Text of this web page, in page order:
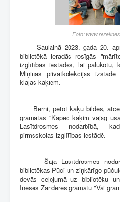
Foto:
Saulainā 2023. gada 20.
bibliotēkā ieradās rosīgās
izglītības iestādes, lai palūkotu,
Miņinas privātkolekcijas
klājas kaķiem.
Bērni, pētot kaķu bildes,
grāmatas "Kāpēc kaķim vajag
Lasītdrosmes nodarbībā,
pirmsskolas izglītības iestādē.
Šajā Lasītdrosmes
bibliotēkas Pūci un ziņkārīgo
devās ceļojumā uz bibliotēku
Ineses Zanderes grāmatu "Vai